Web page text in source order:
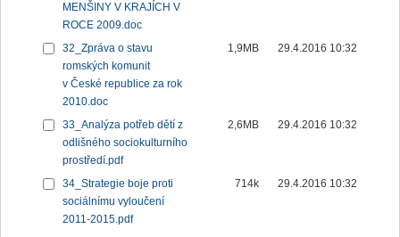
MENŠINY V KRAJÍCH V
ROCE 2009.doc
32_Zpráva o stavu
romských komunit
v České republice za rok
2010.doc
1,9MB 29.4.2016 10:32
33_Analýza potřeb dětí z
odlišného sociokulturního
prostředí.pdf
2,6MB 29.4.2016 10:32
34_Strategie boje proti
sociálnímu vyloučení
2011-2015.pdf
714k 29.4.2016 10:32